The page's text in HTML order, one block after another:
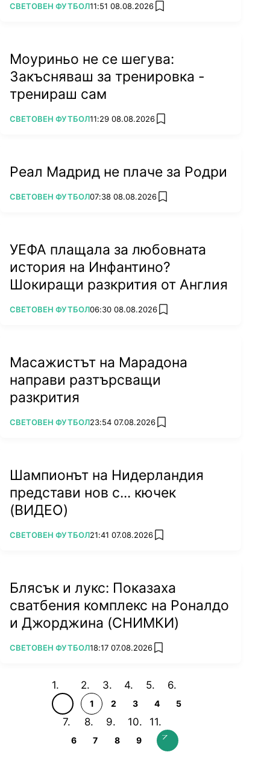
ПОВЕЧЕ ОТ
СВЕТОВЕН ФУТБОЛ11:51 08.08.2026 add favorites
Моуриньо не се шегува:
Закъсняваш за тренировка -
тренираш сам
ПОВЕЧЕ ОТ
СВЕТОВЕН ФУТБОЛ11:29 08.08.2026 add favorites
Реал Мадрид не плаче за Родри
ПОВЕЧЕ ОТ
СВЕТОВЕН ФУТБОЛ07:38 08.08.2026 add favorites
УЕФА плащала за любовната
история на Инфантино?
Шокиращи разкрития от Англия
ПОВЕЧЕ ОТ
СВЕТОВЕН ФУТБОЛ06:30 08.08.2026 add favorites
Масажистът на Марадона
направи разтърсващи
разкрития
ПОВЕЧЕ ОТ
СВЕТОВЕН ФУТБОЛ23:54 07.08.2026 add favorites
Шампионът на Нидерландия
представи нов с... кючек
(ВИДЕО)
ПОВЕЧЕ ОТ
СВЕТОВЕН ФУТБОЛ21:41 07.08.2026 add favorites
Блясък и лукс: Показаха
сватбения комплекс на Роналдо
и Джорджина (СНИМКИ)
ПОВЕЧЕ ОТ
СВЕТОВЕН ФУТБОЛ18:17 07.08.2026 add favorites
1 2 3 4 5
6 7 8 9